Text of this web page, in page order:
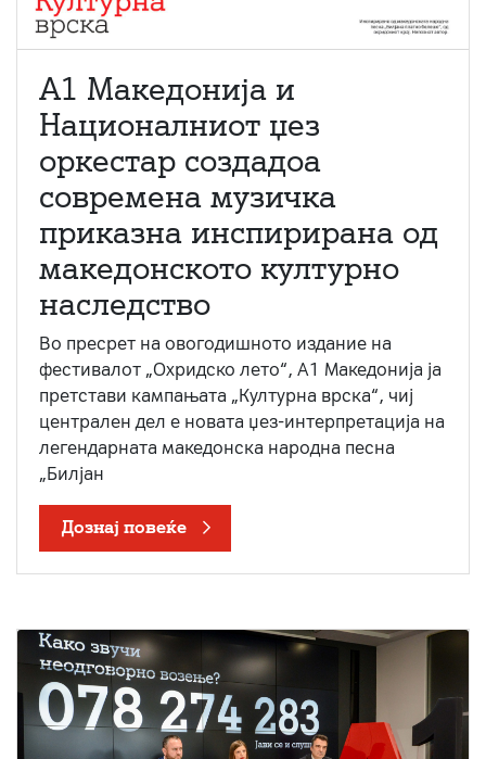
А1 Македонија и
Националниот џез
оркестар создадоа
современа музичка
приказна инспирирана од
македонското културно
наследство
Во пресрет на овогодишното издание на
фестивалот „Охридско лето“, А1 Македонија ја
претстави кампањата „Културна врска“, чиј
централен дел е новата џез-интерпретација на
легендарната македонска народна песна
„Билјан
Дознај повеќе